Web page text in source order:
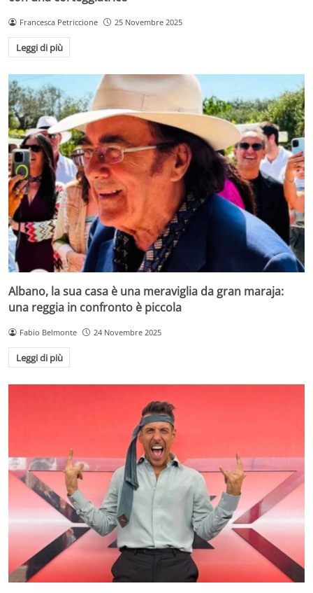
Francesca Petriccione 25 Novembre 2025
Leggi di più
Albano, la sua casa è una meraviglia da gran maraja:
una reggia in confronto è piccola
Fabio Belmonte 24 Novembre 2025
Leggi di più